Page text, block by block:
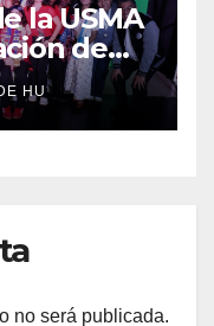
la USMA
de
su 43
HU
no será publicada.